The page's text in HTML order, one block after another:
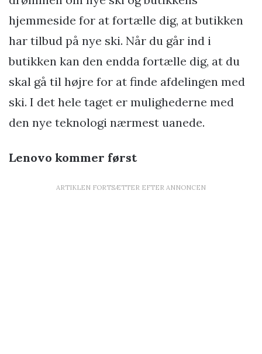
hjemmeside for at fortælle dig, at butikken
har tilbud på nye ski. Når du går ind i
butikken kan den endda fortælle dig, at du
skal gå til højre for at finde afdelingen med
ski. I det hele taget er mulighederne med
den nye teknologi nærmest uanede.
Lenovo kommer først
ARTIKLEN FORTSÆTTER EFTER ANNONCEN